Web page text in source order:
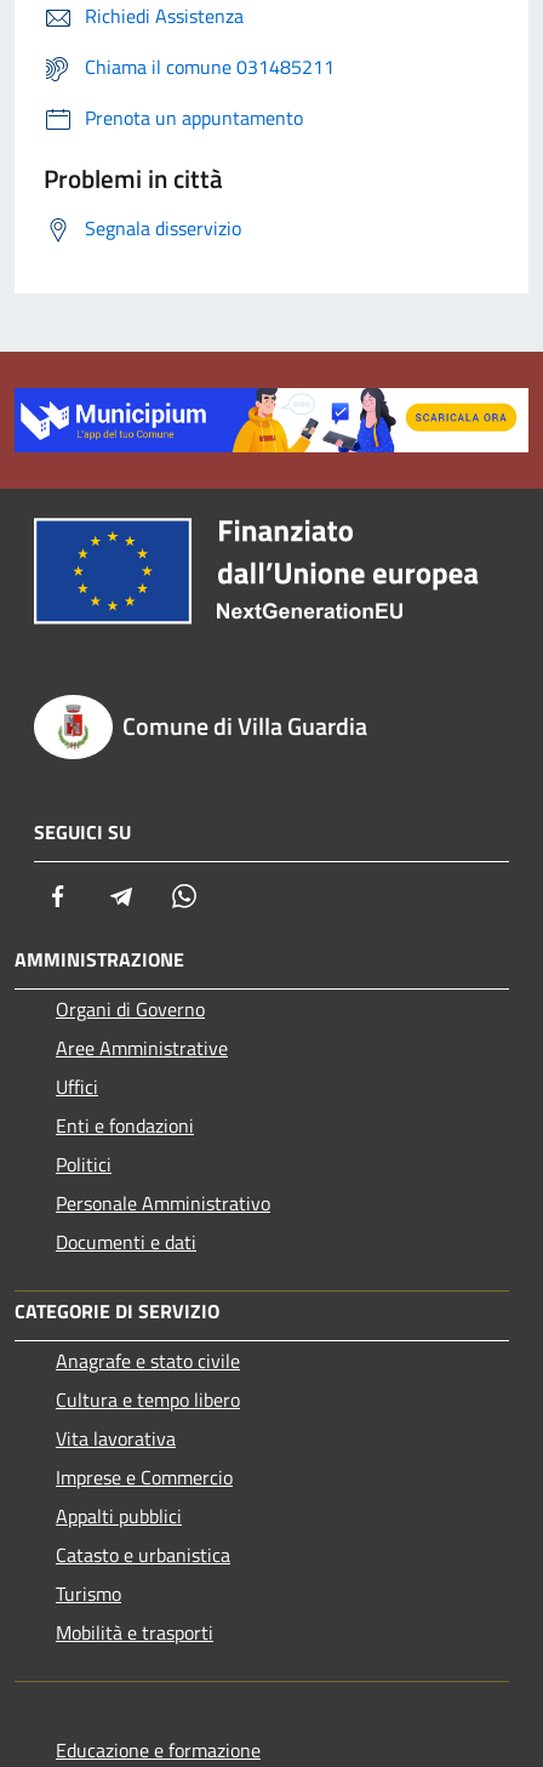
Richiedi Assistenza
Chiama il comune 031485211
Prenota un appuntamento
Problemi in città
Segnala disservizio
Comune di Villa Guardia
SEGUICI SU
Facebook Telegram
AMMINISTRAZIONE
Organi di Governo
Aree Amministrative
Uffici
Enti e fondazioni
Politici
Personale Amministrativo
Documenti e dati
CATEGORIE DI SERVIZIO
Anagrafe e stato civile
Cultura e tempo libero
Vita lavorativa
Imprese e Commercio
Appalti pubblici
Catasto e urbanistica
Turismo
Mobilità e trasporti
Educazione e formazione